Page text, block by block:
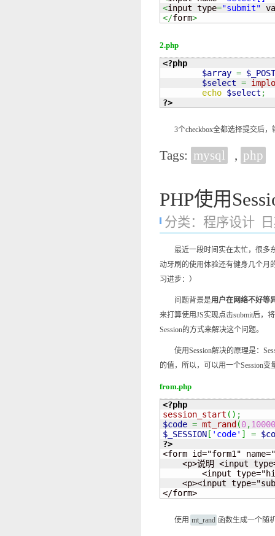
<input type="submit"
</form>
2.php
<?php
$array = $_POST
$select =
echo $select ;
?>
3个checkbox全都选择提交后，
Tags: mysql , php
PHP使用
分类： 程序设计
最近一段时间实在太忙，很多东
动牙刷的使用体验还有健身几个月
习进步：）
问题背景是用户在网络不好等
来打算使用JS实现点击submit后，
Session的方式来解决这个问题。
使用Session解决的原理是：
的值，所以，可以用一个Session
from.php
<?php
session_start ( ) ;
$code = mt_rand (0,
$_SESSION [ 'code' ] =
?>
<form id="form1"
<p>说明 <input
<input
<p><input
</form>
使用 mt_rand 函数生成一个随